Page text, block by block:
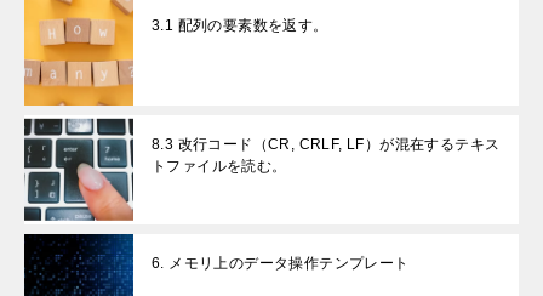
3.1 配列の要素数を返す。
8.3 改行コード（CR, CRLF, LF）が混在するテキス
トファイルを読む。
6. メモリ上のデータ操作テンプレート